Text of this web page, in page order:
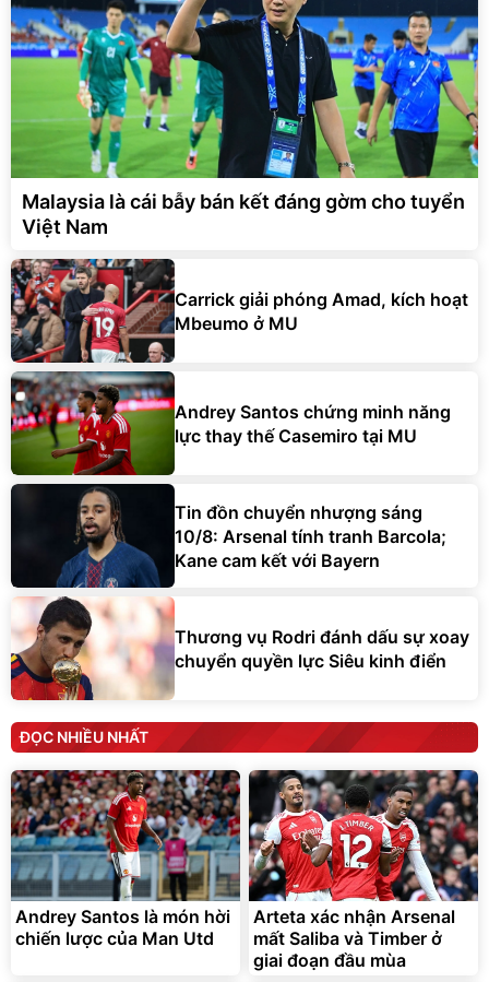
Malaysia là cái bẫy bán kết đáng gờm cho tuyển
Việt Nam
Carrick giải phóng Amad, kích hoạt
Mbeumo ở MU
Andrey Santos chứng minh năng
lực thay thế Casemiro tại MU
Tin đồn chuyển nhượng sáng
10/8: Arsenal tính tranh Barcola;
Kane cam kết với Bayern
Thương vụ Rodri đánh dấu sự xoay
chuyển quyền lực Siêu kinh điển
ĐỌC NHIỀU NHẤT
Andrey Santos là món hời
chiến lược của Man Utd
Arteta xác nhận Arsenal
mất Saliba và Timber ở
giai đoạn đầu mùa